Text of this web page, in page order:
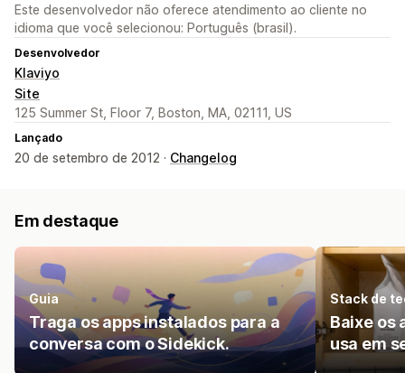
Este desenvolvedor não oferece atendimento ao cliente no
idioma que você selecionou: Português (brasil).
Desenvolvedor
Klaviyo
Site
125 Summer St, Floor 7, Boston, MA, 02111, US
Lançado
20 de setembro de 2012 · Changelog
Em destaque
Guia
Traga os apps instalados para a
conversa com o Sidekick.
Stack de
Baixe os
usa em